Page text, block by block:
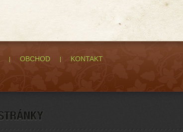
OBCHOD KONTAKT